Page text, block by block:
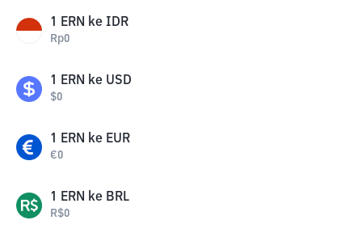
1 ERN ke IDR
Rp0
1 ERN ke USD
$0
1 ERN ke EUR
€0
1 ERN ke BRL
R$0